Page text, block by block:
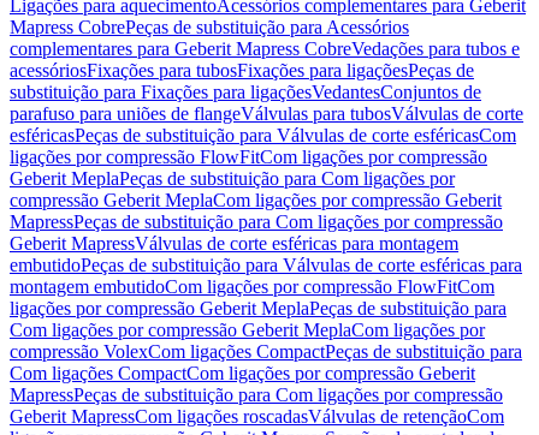
Ligações para aquecimentoAcessórios complementares para Geberit
Mapress CobrePeças de substituição para Acessórios
complementares para Geberit Mapress CobreVedações para tubos e
acessóriosFixações para tubosFixações para ligaçõesPeças de
substituição para Fixações para ligaçõesVedantesConjuntos de
parafuso para uniões de flangeVálvulas para tubosVálvulas de corte
esféricasPeças de substituição para Válvulas de corte esféricasCom
ligações por compressão FlowFitCom ligações por compressão
Geberit MeplaPeças de substituição para Com ligações por
compressão Geberit MeplaCom ligações por compressão Geberit
MapressPeças de substituição para Com ligações por compressão
Geberit MapressVálvulas de corte esféricas para montagem
embutidoPeças de substituição para Válvulas de corte esféricas para
montagem embutidoCom ligações por compressão FlowFitCom
ligações por compressão Geberit MeplaPeças de substituição para
Com ligações por compressão Geberit MeplaCom ligações por
compressão VolexCom ligações CompactPeças de substituição para
Com ligações CompactCom ligações por compressão Geberit
MapressPeças de substituição para Com ligações por compressão
Geberit MapressCom ligações roscadasVálvulas de retençãoCom